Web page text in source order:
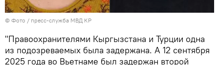
© Фото / пресс-служба МВД КР
"Правоохранителями Кыргызстана и Турции одна
из подозреваемых была задержана. А 12 сентября
2025 года во Вьетнаме был задержан второй